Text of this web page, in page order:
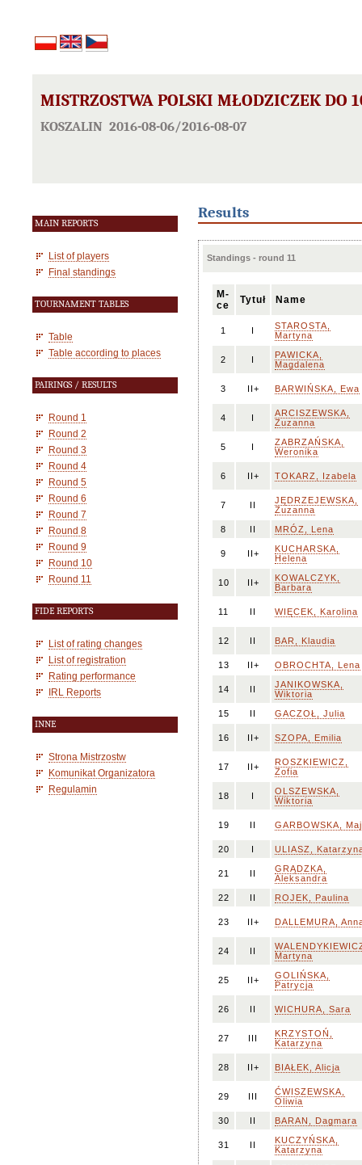
MISTRZOSTWA POLSKI MŁODZICZEK DO
KOSZALIN 2016-08-06/2016-08-07
MAIN REPORTS
List of players
Final standings
TOURNAMENT TABLES
Table
Table according to places
PAIRINGS / RESULTS
Round 1
Round 2
Round 3
Round 4
Round 5
Round 6
Round 7
Round 8
Round 9
Round 10
Round 11
FIDE REPORTS
List of rating changes
List of registration
Rating performance
IRL Reports
INNE
Strona Mistrzostw
Komunikat Organizatora
Regulamin
Results
Standings - round 11
M-
ce
Tytuł Name
1 I
STAROSTA,
Martyna
2 I
PAWICKA,
Magdalena
3 II+ BARWIŃSKA, Ewa
4 I
ARCISZEWSKA,
Zuzanna
5 I
ZABRZAŃSKA,
Weronika
6 II+ TOKARZ, Izabela
7 II
JĘDRZEJEWSKA,
Zuzanna
8
II MRÓZ, Lena
9 II+
KUCHARSKA,
Helena
10 II+
KOWALCZYK,
Barbara
11 II WIĘCEK, Karolina
12 II BAR, Klaudia
13 II+ OBROCHTA, Lena
14 II
JANIKOWSKA,
Wiktoria
15
II GACZOŁ, Julia
16 II+ SZOPA, Emilia
17 II+
ROSZKIEWICZ,
Zofia
18 I
OLSZEWSKA,
Wiktoria
19 II GARBOWSKA,
20 I ULIASZ,
21 II
GRĄDZKA,
Aleksandra
22
II ROJEK, Paulina
23 II+ DALLEMURA,
24 II
Martyna
25 II+
GOLIŃSKA,
Patrycja
26 II WICHURA, Sara
27 III
KRZYSTOŃ,
Katarzyna
28 II+ BIAŁEK, Alicja
29 III
ĆWISZEWSKA,
Oliwia
30
II BARAN, Dagmara
31 II
KUCZYŃSKA,
Katarzyna